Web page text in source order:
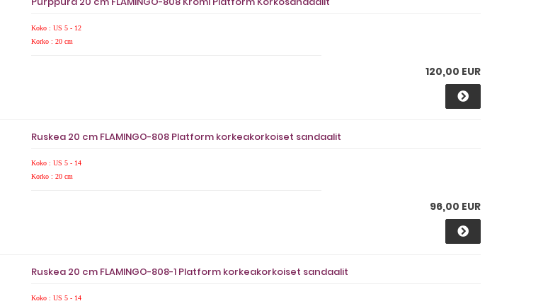
Koko : US 5 - 12
Korko : 20 cm
120,00 EUR
Ruskea 20 cm FLAMINGO-808 Platform korkeakorkoiset sandaalit
Koko : US 5 - 14
Korko : 20 cm
96,00 EUR
Ruskea 20 cm FLAMINGO-808-1 Platform korkeakorkoiset sandaalit
Koko : US 5 - 14